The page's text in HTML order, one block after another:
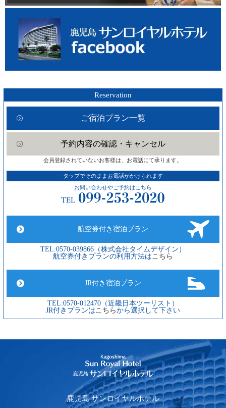
Reservation
ご宿泊プラン一覧
予約内容の確認・キャンセル
会員登録されていないお客様は、お電話にて承ります。
タップでそのままお電話がかけられます
お問い合わせやご予約はこちら
航空券付き宿泊プラン
TEL:0570-039866（株式会社タイムデザイン）
航空券付きプランの利用方法はこちら
JR付き宿泊プラン
TEL:0570-012470（近畿日本ツーリスト）
JR付きプランはこちらから選択して下さい
鹿児島 サンロイヤルホテル